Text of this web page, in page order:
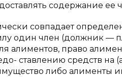
содержание ее
совпадает
один член (должник —
алиментов, право
ставлению средств на
либо алименты